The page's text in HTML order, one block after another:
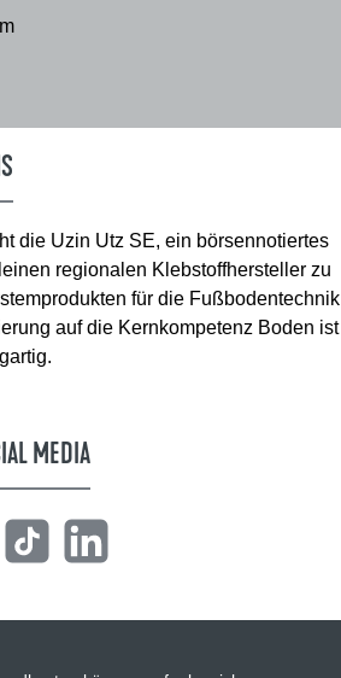
die Uzin Utz SE, ein börsennotiertes
regionalen Klebstoffhersteller zu
für die Fußbodentechnik
auf die Kernkompetenz Boden ist
MEDIA
TikTok LinkedIn